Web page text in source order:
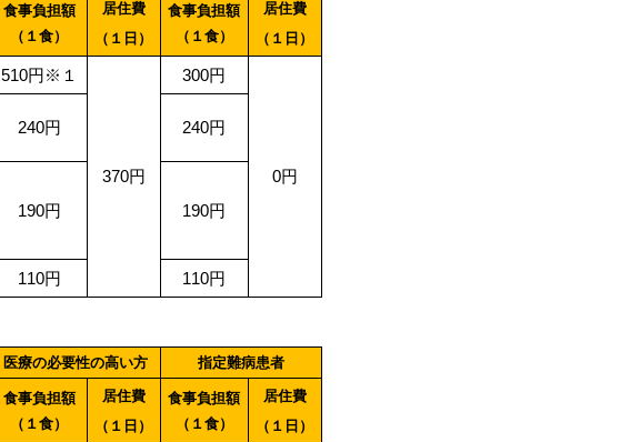
食事負担額
（１食）
居住費
（１日）
食事負担額
（１食）
居住費
（１日）
510円※１
370円
300円
0円
240円 240円
190円 190円
110円 110円
医療の必要性の高い方 指定難病患者
食事負担額
（１食）
居住費
（１日）
食事負担額
（１食）
居住費
（１日）